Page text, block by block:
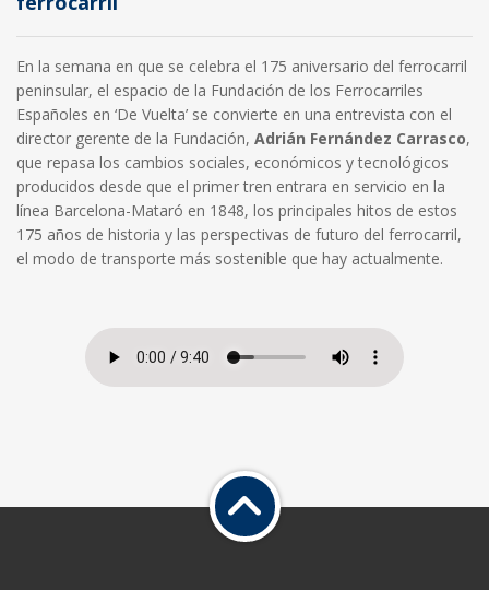
En la semana en que se celebra el 175 aniversario del ferrocarril
peninsular, el espacio de la Fundación de los Ferrocarriles
Españoles en ‘De Vuelta’ se convierte en una entrevista con el
director gerente de la Fundación, Adrián Fernández Carrasco,
que repasa los cambios sociales, económicos y tecnológicos
producidos desde que el primer tren entrara en servicio en la
línea Barcelona-Mataró en 1848, los principales hitos de estos
175 años de historia y las perspectivas de futuro del ferrocarril,
el modo de transporte más sostenible que hay actualmente.